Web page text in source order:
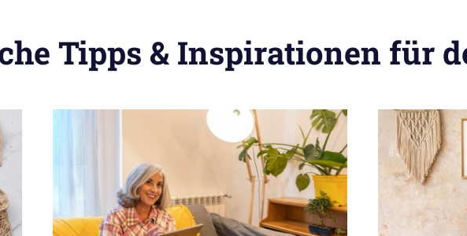
Tipps & Inspirationen für